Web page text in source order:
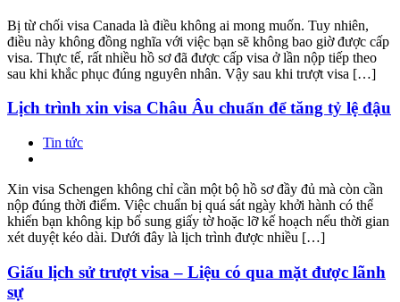
Bị từ chối visa Canada là điều không ai mong muốn. Tuy nhiên,
điều này không đồng nghĩa với việc bạn sẽ không bao giờ được cấp
visa. Thực tế, rất nhiều hồ sơ đã được cấp visa ở lần nộp tiếp theo
sau khi khắc phục đúng nguyên nhân. Vậy sau khi trượt visa […]
Lịch trình xin visa Châu Âu chuẩn để tăng tỷ lệ đậu
Tin tức
Xin visa Schengen không chỉ cần một bộ hồ sơ đầy đủ mà còn cần
nộp đúng thời điểm. Việc chuẩn bị quá sát ngày khởi hành có thể
khiến bạn không kịp bổ sung giấy tờ hoặc lỡ kế hoạch nếu thời gian
xét duyệt kéo dài. Dưới đây là lịch trình được nhiều […]
Giấu lịch sử trượt visa – Liệu có qua mặt được lãnh
sự